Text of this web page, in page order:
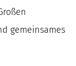
gemeinsames